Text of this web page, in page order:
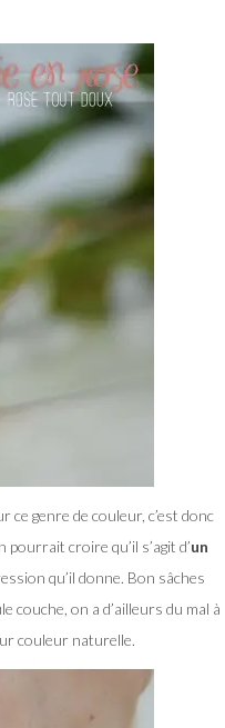
ce genre de couleur, c’est donc
croire qu’il s’agit d’un
qu’il donne. Bon sâches
couche, on a d’ailleurs du mal à
couleur naturelle.